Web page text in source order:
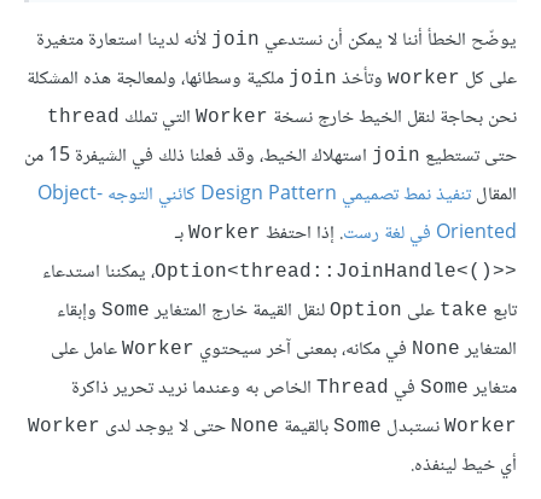
يوضّح الخطأ أننا لا يمكن أن نستدعي join لأنه لدينا استعارة متغيرة
على كل worker وتأخذ join ملكية وسطائها، ولمعالجة هذه المشكلة
نحن بحاجة لنقل الخيط خارج نسخة Worker التي تملك thread
حتى تستطيع join
استهلاك الخيط، وقد فعلنا ذلك في الشيفرة 15 من
المقال
تنفيذ نمط تصميمي Design Pattern كائني التوجه Object-
Oriented في لغة رست
. إذا احتفظ Worker بـ
Option<thread::JoinHandle<()>>‎، يمكننا استدعاء
تابع take على Option لنقل القيمة خارج المتغاير Some وإبقاء
المتغاير None في مكانه، بمعنى آخر سيحتوي Worker عامل على
متغاير Some في Thread الخاص به وعندما نريد تحرير ذاكرة
Worker نستبدل Some بالقيمة None حتى لا يوجد لدى Worker
أي خيط لينفذه.